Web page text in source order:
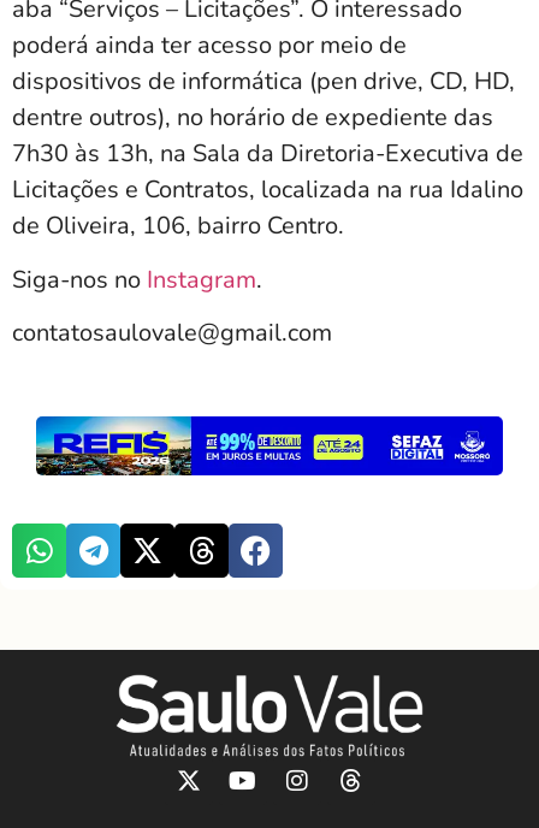
aba “Serviços – Licitações”. O interessado
poderá ainda ter acesso por meio de
dispositivos de informática (pen drive, CD, HD,
dentre outros), no horário de expediente das
7h30 às 13h, na Sala da Diretoria-Executiva de
Licitações e Contratos, localizada na rua Idalino
de Oliveira, 106, bairro Centro.
Siga-nos no Instagram.
contatosaulovale@gmail.com